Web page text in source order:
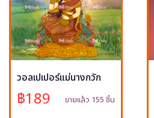
วอลเปเปอร์แม่นางกวัก
฿189 ขายแล้ว 155 ชิ้น